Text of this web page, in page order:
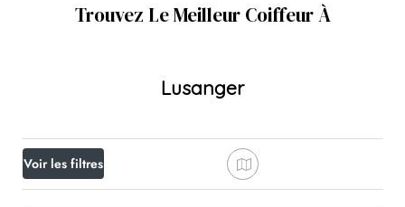
Trouvez Le Meilleur Coiffeur À
Lusanger
Voir les filtres